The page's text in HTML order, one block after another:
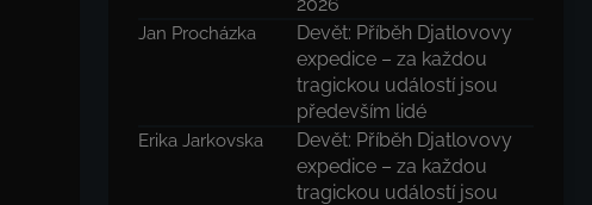
Jan Procházka
Devět: Příběh Djatlovovy
expedice – za každou
tragickou událostí jsou
především lidé
Erika Jarkovska
Devět: Příběh Djatlovovy
expedice – za každou
tragickou událostí jsou